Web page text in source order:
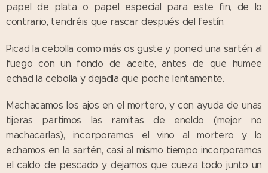
papel de plata o papel especial para este fin, de lo
contrario, tendréis que rascar después del festín.
Picad la cebolla como más os guste y poned una sartén al
fuego con un fondo de aceite, antes de que humee
echad la cebolla y dejadla que poche lentamente.
Machacamos los ajos en el mortero, y con ayuda de unas
tijeras partimos las ramitas de eneldo (mejor no
machacarlas), incorporamos el vino al mortero y lo
echamos en la sartén, casi al mismo tiempo incorporamos
el caldo de pescado y dejamos que cueza todo junto un